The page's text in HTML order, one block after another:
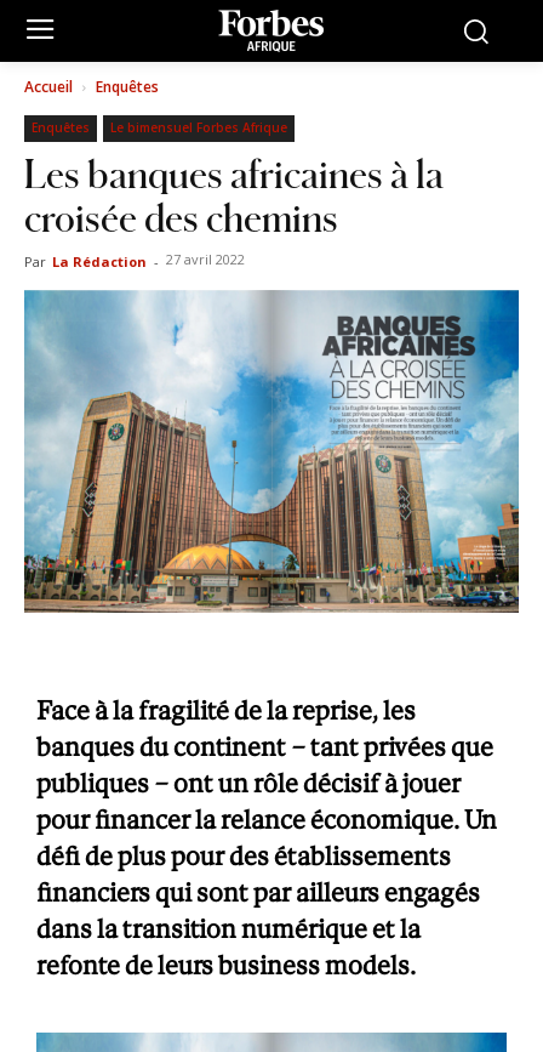
Accueil Enquêtes
Enquêtes Le bimensuel Forbes Afrique
Les banques africaines à la
croisée des chemins
Par La Rédaction - 27 avril 2022
Face à la fragilité de la reprise, les
banques du continent – tant privées que
publiques – ont un rôle décisif à jouer
pour financer la relance économique. Un
défi de plus pour des établissements
financiers qui sont par ailleurs engagés
dans la transition numérique et la
refonte de leurs business models.